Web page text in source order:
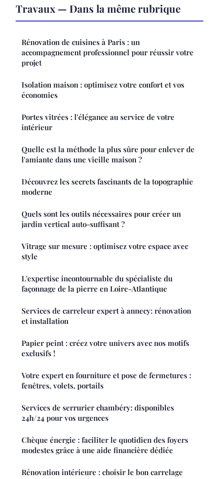
Travaux — Dans la même rubrique
Rénovation de cuisines à Paris : un
accompagnement professionnel pour réussir votre
projet
Isolation maison : optimisez votre confort et vos
économies
Portes vitrées : l'élégance au service de votre
intérieur
Quelle est la méthode la plus sûre pour enlever de
l'amiante dans une vieille maison ?
Découvrez les secrets fascinants de la topographie
moderne
Quels sont les outils nécessaires pour créer un
jardin vertical auto-suffisant ?
Vitrage sur mesure : optimisez votre espace avec
style
L'expertise incontournable du spécialiste du
façonnage de la pierre en Loire-Atlantique
Services de carreleur expert à annecy: rénovation
et installation
Papier peint : créez votre univers avec nos motifs
exclusifs !
Votre expert en fourniture et pose de fermetures :
fenêtres, volets, portails
Services de serrurier chambéry: disponibles
24h/24 pour vos urgences
Chèque énergie : faciliter le quotidien des foyers
modestes grâce à une aide financière dédiée
Rénovation intérieure : choisir le bon carrelage